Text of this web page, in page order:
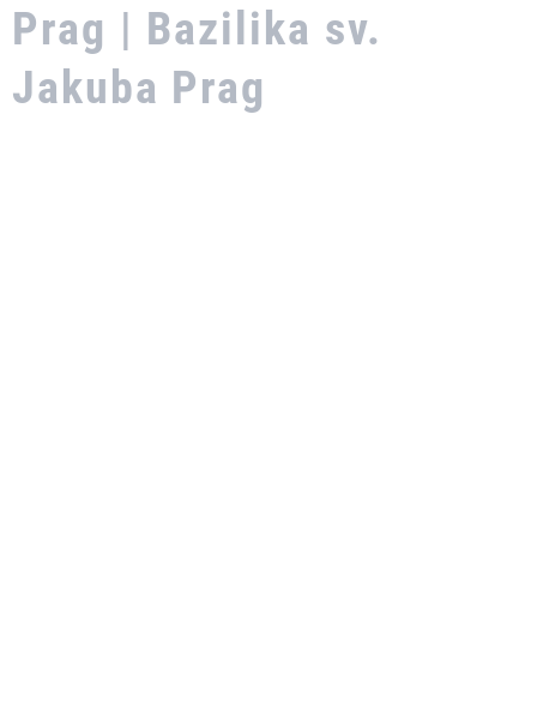
Prag | Bazilika sv.
Jakuba Prag